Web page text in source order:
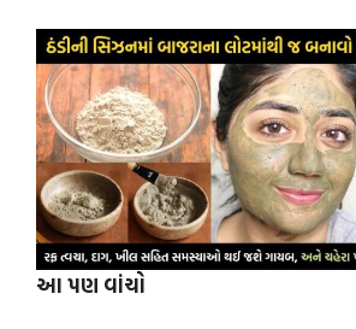
આ પણ વાંચો